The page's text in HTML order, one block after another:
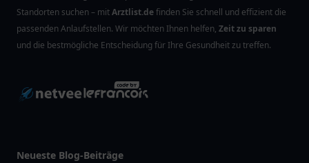
Standorten suchen – mitArztlist.definden Sie schnell und effizient die
passenden Anlaufstellen. Wir möchten Ihnen helfen, Zeit zu sparen
und die bestmögliche Entscheidung für Ihre Gesundheit zu treffen.
Neueste Blog-Beiträge